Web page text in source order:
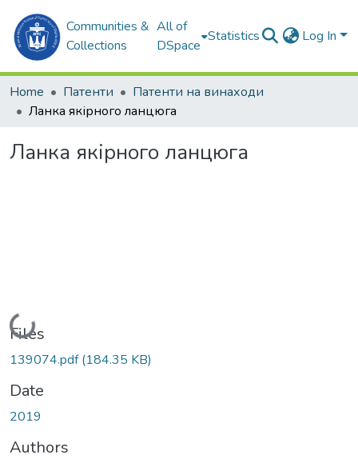
Communities &
Collections
All of
DSpace
Statistics Log In
Home Патенти
Патенти на винаходи
Ланка якірного ланцюга
Ланка якірного ланцюга
Loading...
Files
139074.pdf(184.35 KB)
Date
2019
Authors